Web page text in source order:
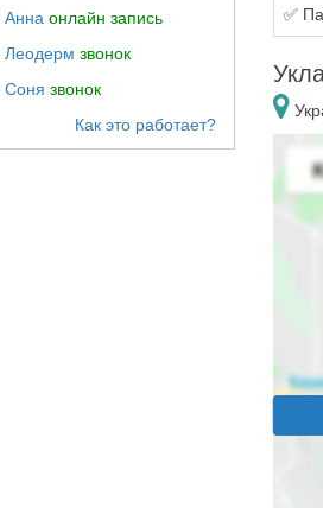
Анна онлайн запись
Леодерм звонок
Соня звонок
✅